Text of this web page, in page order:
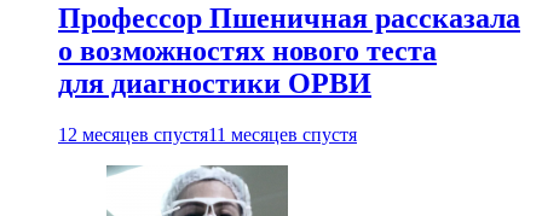
Профессор Пшеничная рассказала
о возможностях нового теста
для диагностики ОРВИ
12 месяцев спустя11 месяцев спустя